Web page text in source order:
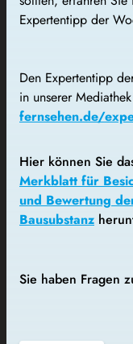
Expertentipp der
Den Expertentipp
in unserer
fernsehen.de/
Hier können Sie
Merkblatt für
und Bewertung
Bausubstanz
Sie haben Fragen